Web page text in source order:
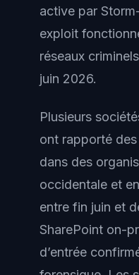
active par
exploit
réseaux
juin 2026.
Plusieurs
ont rapporté
dans des
occidentale et
entre fin juin et
SharePoint on-
d’entrée